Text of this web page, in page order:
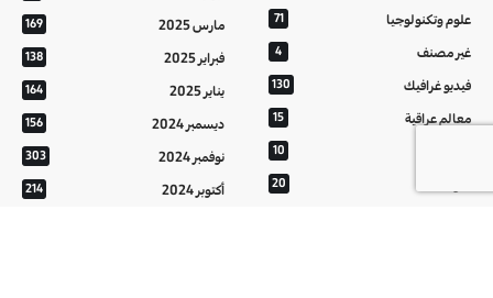
علوم وتكنولوجيا 71
غير مصنف 4
فيديو غرافيك 130
معالم عراقية 15
10
20
مارس 2025 169
فبراير 2025 138
يناير 2025 164
ديسمبر 2024 156
نوفمبر 2024 303
أكتوبر 2024 214